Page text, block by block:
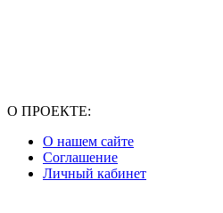
О ПРОЕКТЕ:
О нашем сайте
Соглашение
Личный кабинет